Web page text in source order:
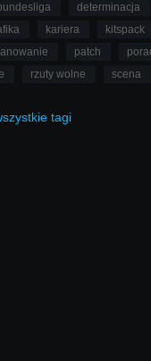
determinacja
kariera
kitspack
patch
rzuty wolne
scena
tagi